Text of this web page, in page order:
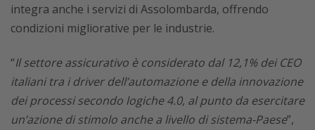
integra anche i servizi di Assolombarda, offrendo
condizioni migliorative per le industrie.
“Il settore assicurativo è considerato dal 12,1% dei CEO
italiani tra i driver dell’automazione e della innovazione
dei processi secondo logiche 4.0, al punto da esercitare
un’azione di stimolo anche a livello di sistema-Paese”,